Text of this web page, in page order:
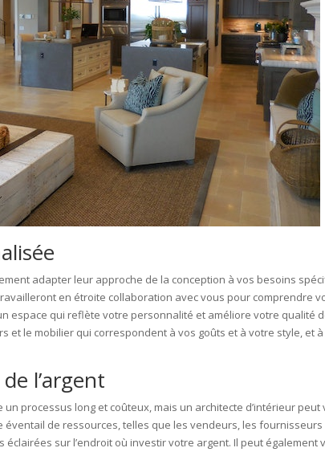
adapter leur approche de la conception à vos besoins
en étroite collaboration avec vous pour comprendre
espace qui reflète votre personnalité et améliore votre qualité
et le mobilier qui correspondent à vos goûts et à votre style, et
l’argent
processus long et coûteux, mais un architecte d’intérieur peut
éventail de ressources, telles que les vendeurs, les
sur l’endroit où investir votre argent. Il peut également